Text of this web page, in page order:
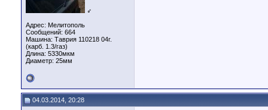
♂
Адрес: Мелитополь
Сообщений: 664
Машина: Таврия 110218 04г.
(карб. 1.3/газ)
Длина: 5330мкм
Диаметр: 25мм
04.03.2014, 20:28